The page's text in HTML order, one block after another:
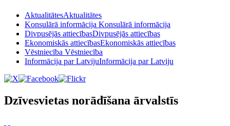
AktualitātesAktualitātes
Konsulārā informācija Konsulārā informācija
Divpusējās attiecībasDivpusējās attiecības
Ekonomiskās attiecībasEkonomiskās attiecības
Vēstniecība Vēstniecība
Informācija par LatvijuInformācija par Latviju
Dzīvesvietas norādīšana ārvalstīs